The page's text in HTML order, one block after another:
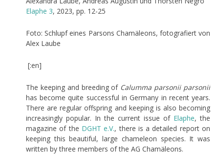
Elaphe 3, 2023, pp. 12-25
Foto: Schlupf eines Parsons Chamäleons, fotografiert von
Alex Laube
[:en]
The keeping and breeding of Calumma parsonii parsonii
has become quite successful in Germany in recent years.
There are regular offspring and keeping is also becoming
increasingly popular. In the current issue of Elaphe, the
magazine of the DGHT e.V., there is a detailed report on
keeping this beautiful, large chameleon species. It was
written by three members of the AG Chamäleons.